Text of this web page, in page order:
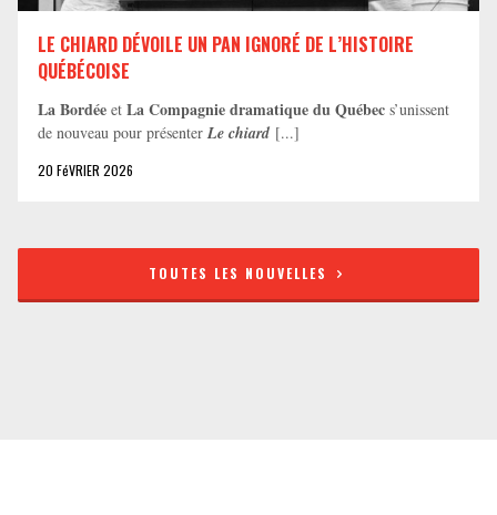
LE CHIARD DÉVOILE UN PAN IGNORÉ DE L’HISTOIRE
QUÉBÉCOISE
La Bordée et La Compagnie dramatique du Québec s’unissent
de nouveau pour présenter Le chiard [...]
20 FéVRIER 2026
TOUTES LES NOUVELLES